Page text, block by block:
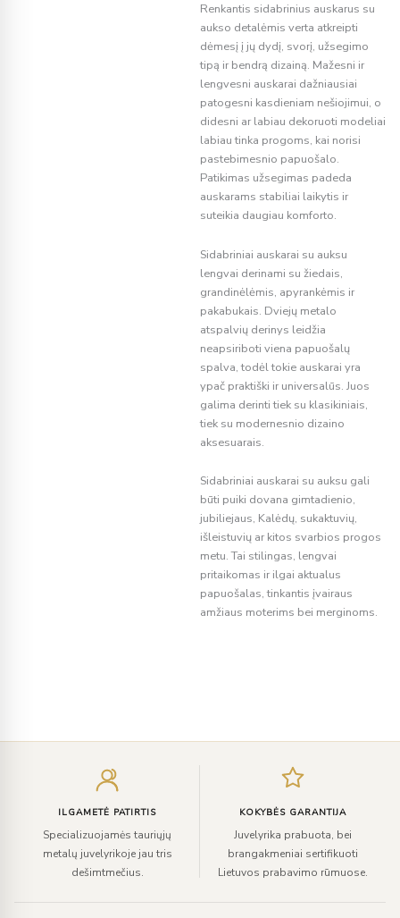
Renkantis sidabrinius auskarus su
aukso detalėmis verta atkreipti
dėmesį į jų dydį, svorį, užsegimo
tipą ir bendrą dizainą. Mažesni ir
lengvesni auskarai dažniausiai
patogesni kasdieniam nešiojimui, o
didesni ar labiau dekoruoti modeliai
labiau tinka progoms, kai norisi
pastebimesnio papuošalo.
Patikimas užsegimas padeda
auskarams stabiliai laikytis ir
suteikia daugiau komforto.
Sidabriniai auskarai su auksu
lengvai derinami su žiedais,
grandinėlėmis, apyrankėmis ir
pakabukais. Dviejų metalo
atspalvių derinys leidžia
neapsiriboti viena papuošalų
spalva, todėl tokie auskarai yra
ypač praktiški ir universalūs. Juos
galima derinti tiek su klasikiniais,
tiek su modernesnio dizaino
aksesuarais.
Sidabriniai auskarai su auksu gali
būti puiki dovana gimtadienio,
jubiliejaus, Kalėdų, sukaktuvių,
išleistuvių ar kitos svarbios progos
metu. Tai stilingas, lengvai
pritaikomas ir ilgai aktualus
papuošalas, tinkantis įvairaus
amžiaus moterims bei merginoms.
ILGAMETĖ PATIRTIS
Specializuojamės tauriųjų
metalų juvelyrikoje jau tris
dešimtmečius.
KOKYBĖS GARANTIJA
Juvelyrika prabuota, bei
brangakmeniai sertifikuoti
Lietuvos prabavimo rūmuose.